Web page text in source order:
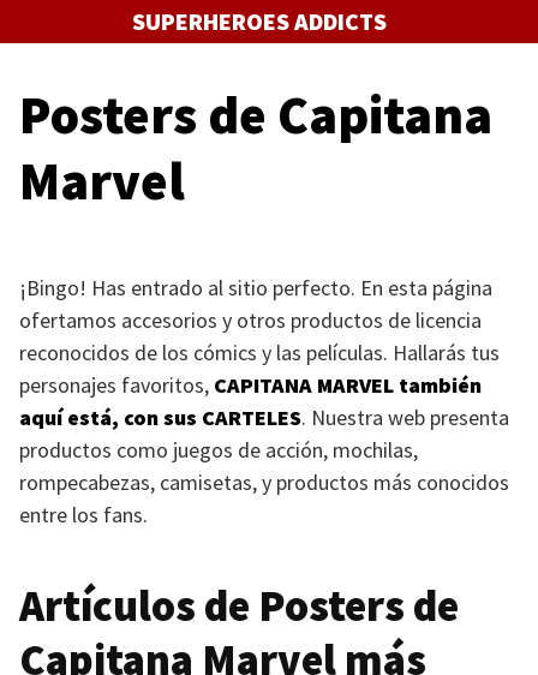
al
SUPERHEROES ADDICTS
Posters de Capitana
Marvel
¡Bingo! Has entrado al sitio perfecto. En esta página
ofertamos accesorios y otros productos de licencia
reconocidos de los cómics y las películas. Hallarás tus
personajes favoritos, CAPITANA MARVEL también
aquí está, con sus CARTELES. Nuestra web presenta
productos como juegos de acción, mochilas,
rompecabezas, camisetas, y productos más conocidos
entre los fans.
Artículos de Posters de
Capitana Marvel más